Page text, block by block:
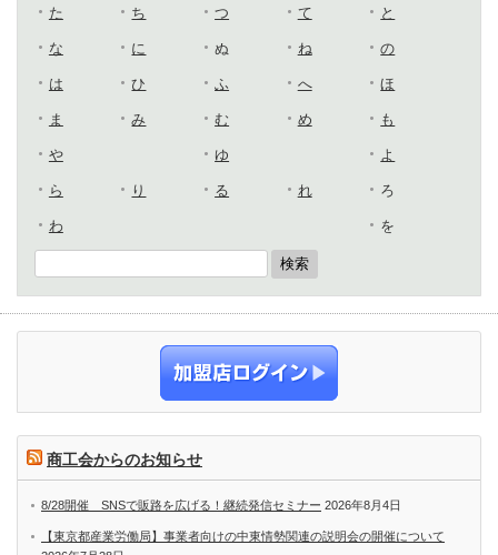
た ち つ て と
な に ぬ ね の
は ひ ふ へ ほ
ま み む め も
や ゆ よ
ら り る れ ろ
わ を
商工会からのお知らせ
8/28開催 SNSで販路を広げる！継続発信セミナー 2026年8月4日
【東京都産業労働局】事業者向けの中東情勢関連の説明会の開催について